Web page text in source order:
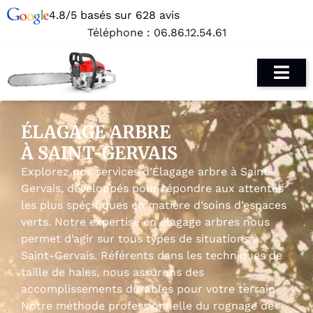
4.8/5 basés sur 628 avis
Téléphone : 06.86.12.54.61
ÉLAGAGE ARBRE
À SAINT-GERVAIS
Explorez nos services d’Élagage arbre à Saint-
Gervais, développés pour répondre aux attentes
les plus spécifiques en matière d’soins d’espaces
verts. Notre expertise en élagage arbres nous
permet d’agir sur tous types de situations à
Saint-Gervais. Référents dans les techniques de
taille de haies, nous assurons des
accomplissements durables pour votre terrain.
Notre méthode professionnelle du rognage de